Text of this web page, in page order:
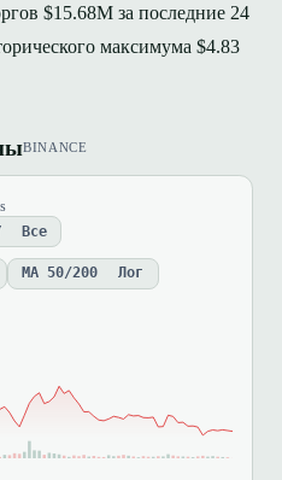
$15.68M за последние 24
максимума $4.83
BINANCE
Все
MA 50/200
Лог